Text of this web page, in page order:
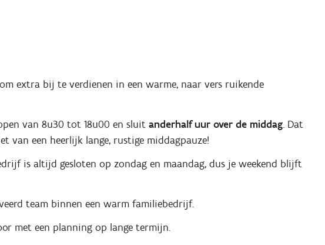
extra bij te verdienen in een warme, naar vers ruikende
van 8u30 tot 18u00 en sluit anderhalf uur over de middag. Dat
van een heerlijk lange, rustige middagpauze!
is altijd gesloten op zondag en maandag, dus je weekend blijft
team binnen een warm familiebedrijf.
met een planning op lange termijn.